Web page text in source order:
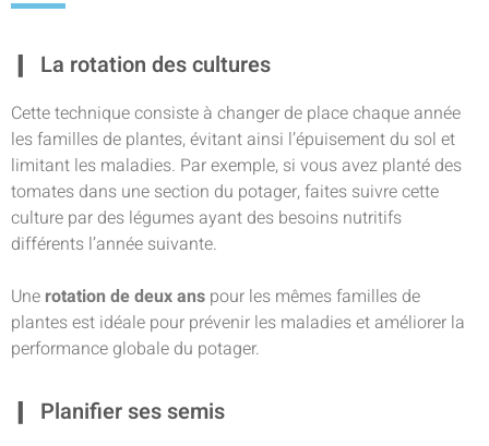
La rotation des cultures
Cette technique consiste à changer de place chaque année
les familles de plantes, évitant ainsi l’épuisement du sol et
limitant les maladies. Par exemple, si vous avez planté des
tomates dans une section du potager, faites suivre cette
culture par des légumes ayant des besoins nutritifs
différents l’année suivante.
Une rotation de deux ans pour les mêmes familles de
plantes est idéale pour prévenir les maladies et améliorer la
performance globale du potager.
Planifier ses semis